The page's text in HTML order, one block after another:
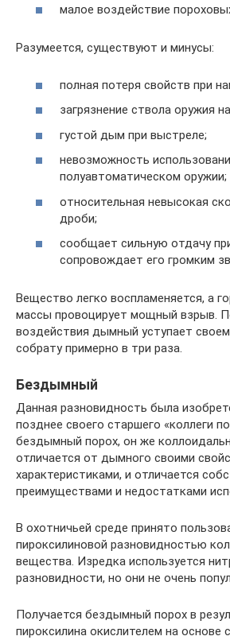
малое воздействие
Разумеется, существуют и минусы:
полная потеря свойств при
загрязнение ствола оружия
густой дым при выстреле;
невозможность
полуавтоматическом оружии;
относительная невысокая
дроби;
сообщает сильную отдачу
сопровождает его громким
Вещество легко воспламеняется, а
массы провоцирует мощный взрыв.
воздействия дымный уступает
собрату примерно в три раза.
Бездымный
Данная разновидность была
позднее своего старшего «коллеги
бездымный порох, он же
отличается от дымного своими
характеристиками, и отличается
преимуществами и недостатками
В охотничьей среде принято
пироксилиновой разновидностью
вещества. Изредка используется
разновидности, но они не очень
Получается бездымный порох в
пироксилина окислителем на основе